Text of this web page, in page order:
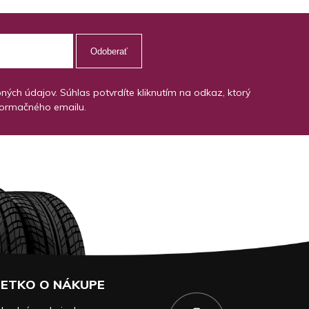
Odoberať
údajov. Súhlas potvrdíte kliknutím na odkaz, ktorý
emailu.
O NÁKUPE